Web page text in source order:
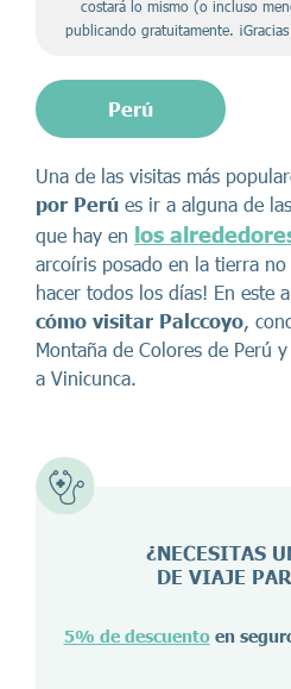
costará lo mismo (o incluso
publicando gratuitamente.
Perú
Una de las visitas más
por Perú es ir a alguna de
que hay en los
arcoíris posado en la tierra
hacer todos los días! En este
cómo visitar Palccoyo,
Montaña de Colores de Perú
a Vinicunca.
¿NECESITAS
DE VIAJE
5% de descuentoen